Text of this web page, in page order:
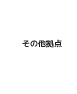
その他拠点